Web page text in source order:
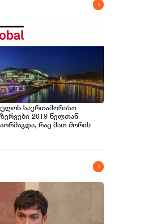
საერთაშორისო
2019 წელთან
რაც მათ შორის